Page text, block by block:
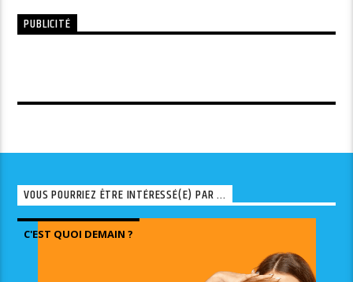
PUBLICITÉ
VOUS POURRIEZ ÊTRE INTÉRESSÉ(E) PAR ...
C'EST QUOI DEMAIN ?